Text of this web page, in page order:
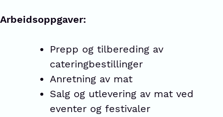
Arbeidsoppgaver:
Prepp og tilbereding av
cateringbestillinger
Anretning av mat
Salg og utlevering av mat ved
eventer og festivaler